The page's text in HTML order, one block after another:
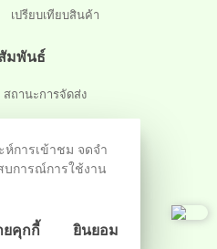
เปรียบเทียบสินค้า
มพันธ์
สถานะการจัดส่ง
งคมออนไลน์
ห์การเข้าชม จดจำ
บการณ์การใช้งาน
ยคุกกี้ ยินยอม